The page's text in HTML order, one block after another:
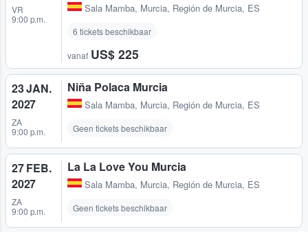
VR
9:00 p.m.
Sala Mamba, Murcia, Región de Murcia, ES
6 tickets beschikbaar
vanaf US$ 225
23 JAN.
2027
ZA
9:00 p.m.
Niña Polaca Murcia
Sala Mamba, Murcia, Región de Murcia, ES
Geen tickets beschikbaar
27 FEB.
2027
ZA
9:00 p.m.
La La Love You Murcia
Sala Mamba, Murcia, Región de Murcia, ES
Geen tickets beschikbaar